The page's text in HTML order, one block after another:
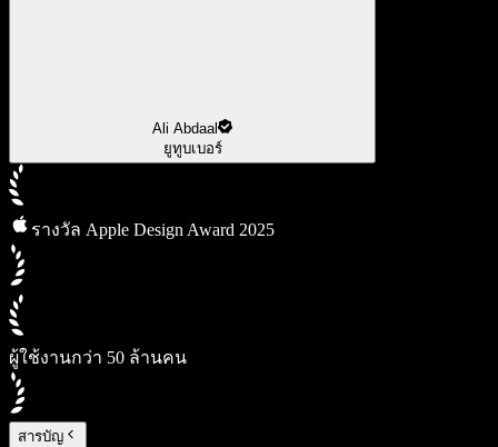
Ali Abdaal
ยูทูบเบอร์
รางวัล Apple Design Award 2025
ผู้ใช้งานกว่า 50 ล้านคน
สารบัญ